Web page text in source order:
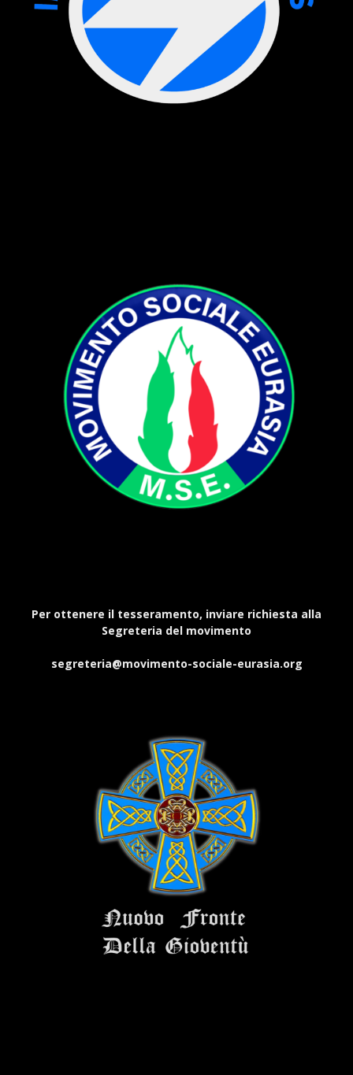
Per ottenere il tesseramento, inviare richiesta alla
Segreteria del movimento
segreteria@movimento-sociale-eurasia.org